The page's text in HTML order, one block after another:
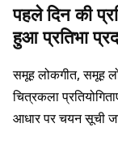
पहले दिन की
हुआ प्रतिभा
समूह लोकगीत, समूह
चित्रकला
आधार पर चयन सूची